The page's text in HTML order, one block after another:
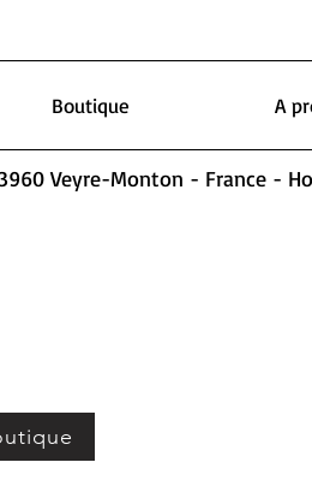
Boutique A
Veyre-Monton - France -